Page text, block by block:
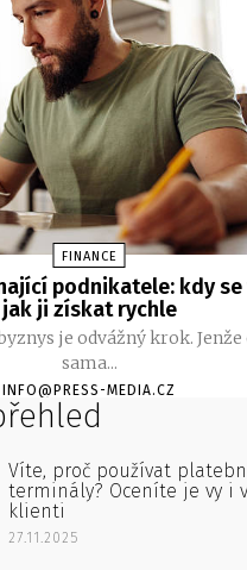
FINANCE
podnikatele: kdy
jak ji získat rychle
je odvážný krok. Jenže
sama...
INFO@PRESS-MEDIA.CZ
Víte, proč používat
terminály? Oceníte je vy i
klienti
27.11.2025